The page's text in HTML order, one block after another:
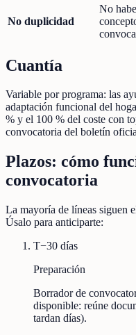
No duplicidad
No
Cuantía
Variable por programa: las
adaptación funcional del
% y el 100 % del coste con
convocatoria del boletín
Plazos: cómo
convocatoria
La mayoría de líneas siguen
Úsalo para anticiparte:
T−30 días
Preparación
Borrador de
disponible: reúne
tardan días).